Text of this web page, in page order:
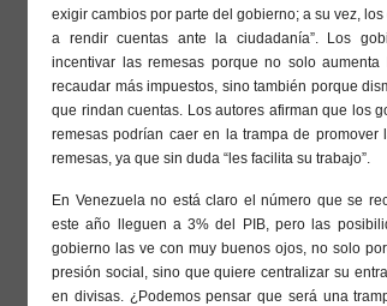
exigir cambios por parte del gobierno; a su vez,
a rendir cuentas ante la ciudadanía”. Los
incentivar las remesas porque no solo
recaudar más impuestos, sino también porque
que rindan cuentas. Los autores afirman que los
remesas podrían caer en la trampa de
remesas, ya que sin duda “les facilita su trabajo”.
En Venezuela no está claro el número que se
este año lleguen a 3% del PIB, pero las
gobierno las ve con muy buenos ojos, no solo
presión social, sino que quiere centralizar su
en divisas. ¿Podemos pensar que será una